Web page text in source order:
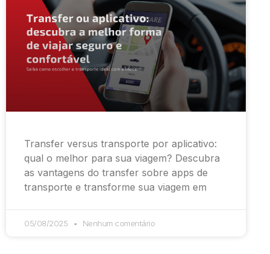
Transfer versus transporte por aplicativo:
qual o melhor para sua viagem? Descubra
as vantagens do transfer sobre apps de
transporte e transforme sua viagem em
05/08/2025 Nenhum comentário